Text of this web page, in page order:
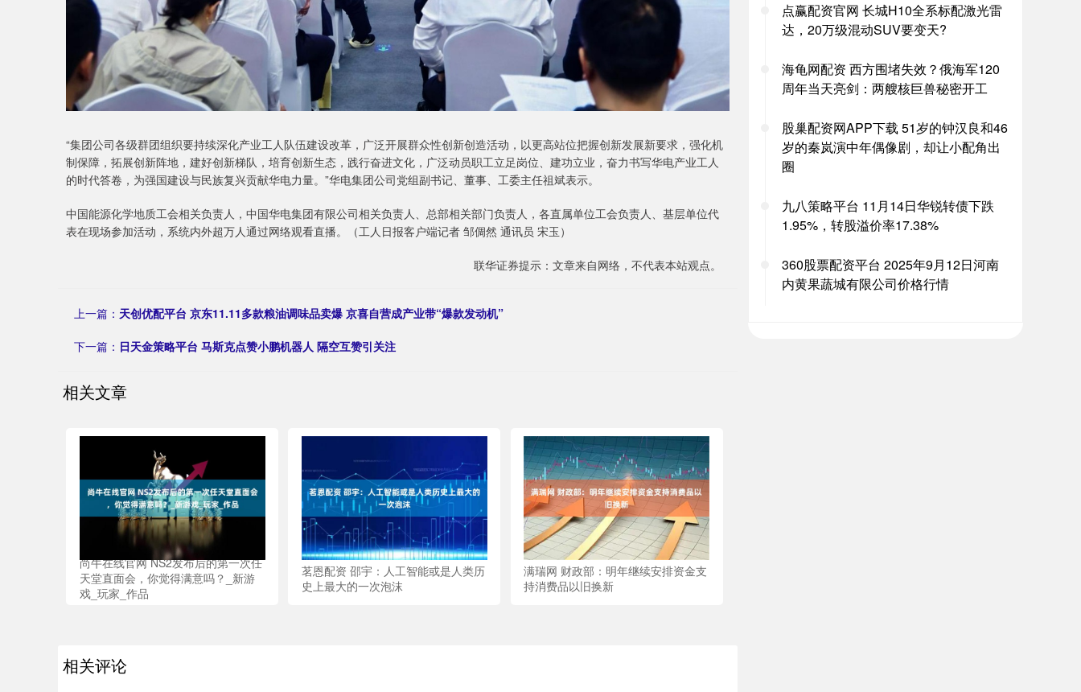
“集团公司各级群团组织要持续深化产业工人队伍建设改革，广泛开展群众性创新创造活动，以更高站位把握创新发展新要求，强化机
制保障，拓展创新阵地，建好创新梯队，培育创新生态，践行奋进文化，广泛动员职工立足岗位、建功立业，奋力书写华电产业工人
的时代答卷，为强国建设与民族复兴贡献华电力量。”华电集团公司党组副书记、董事、工委主任祖斌表示。
中国能源化学地质工会相关负责人，中国华电集团有限公司相关负责人、总部相关部门负责人，各直属单位工会负责人、基层单位代
表在现场参加活动，系统内外超万人通过网络观看直播。（工人日报客户端记者 邹倜然 通讯员 宋玉）
联华证券提示：文章来自网络，不代表本站观点。
上一篇： 天创优配平台 京东11.11多款粮油调味品卖爆 京喜自营成产业带“爆款发动机”
下一篇： 日天金策略平台 马斯克点赞小鹏机器人 隔空互赞引关注
相关文章
尚牛在线官网 NS2发布后的第一次任
天堂直面会，你觉得满意吗？_新游
戏_玩家_作品
茗恩配资 邵宇：人工智能或是人类历
史上最大的一次泡沫
满瑞网 财政部：明年继续安排资金支
持消费品以旧换新
相关评论
点赢配资官网 长城H10全系标配激光雷
达，20万级混动SUV要变天?
海龟网配资 西方围堵失效？俄海军120
周年当天亮剑：两艘核巨兽秘密开工
股巢配资网APP下载 51岁的钟汉良和46
岁的秦岚演中年偶像剧，却让小配角出
圈
九八策略平台 11月14日华锐转债下跌
1.95%，转股溢价率17.38%
360股票配资平台 2025年9月12日河南
内黄果蔬城有限公司价格行情